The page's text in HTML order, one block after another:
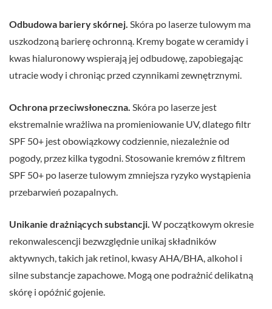
Odbudowa bariery skórnej. Skóra po laserze tulowym ma
uszkodzoną barierę ochronną. Kremy bogate w ceramidy i
kwas hialuronowy wspierają jej odbudowę, zapobiegając
utracie wody i chroniąc przed czynnikami zewnętrznymi.
Ochrona przeciwsłoneczna. Skóra po laserze jest
ekstremalnie wrażliwa na promieniowanie UV, dlatego filtr
SPF 50+ jest obowiązkowy codziennie, niezależnie od
pogody, przez kilka tygodni. Stosowanie kremów z filtrem
SPF 50+ po laserze tulowym zmniejsza ryzyko wystąpienia
przebarwień pozapalnych.
Unikanie drażniących substancji. W początkowym okresie
rekonwalescencji bezwzględnie unikaj składników
aktywnych, takich jak retinol, kwasy AHA/BHA, alkohol i
silne substancje zapachowe. Mogą one podrażnić delikatną
skórę i opóźnić gojenie.